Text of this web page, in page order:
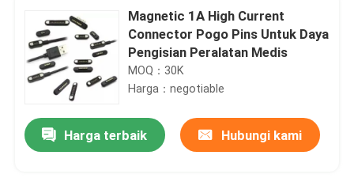
Rumah
Produk
Tentang kita
Magnetic 1A High Current
Connector Pogo Pins Untuk Daya
Pengisian Peralatan Medis
MOQ：30K
Harga：negotiable
Harga terbaik Hubungi kami
5V Magnetic POGO Pin Spring Loaded Wire Connectors Pin Dan Soket Kontak SUS304